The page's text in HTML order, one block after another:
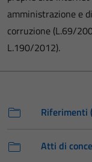
amministrazione e
corruzione (L.69/
L.190/2012).
Riferimenti
Atti di